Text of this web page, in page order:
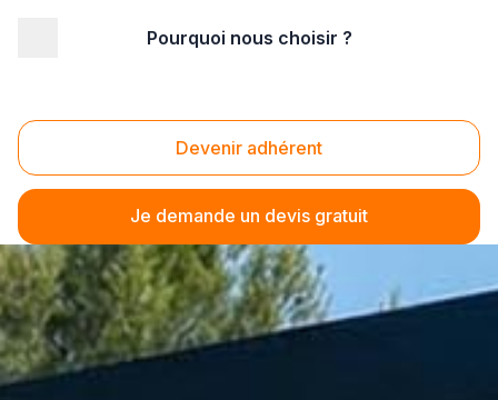
Pourquoi nous choisir ?
Devenir adhérent
Je demande un devis gratuit